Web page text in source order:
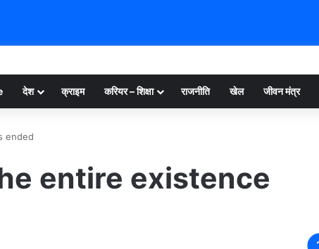
देश क्राइम करियर – शिक्षा राजनीति खेल जीवन मंत्र
ended
entire existence